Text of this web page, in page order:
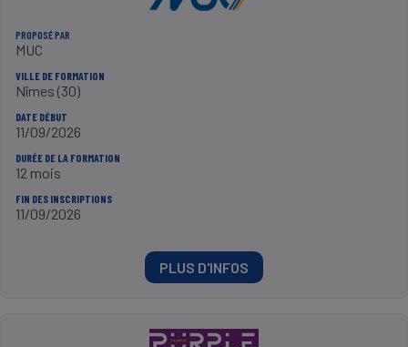
PROPOSÉ PAR
MUC
VILLE DE FORMATION
Nîmes (30)
DATE DÉBUT
11/09/2026
DURÉE DE LA FORMATION
12 mois
FIN DES INSCRIPTIONS
11/09/2026
PLUS D'INFOS